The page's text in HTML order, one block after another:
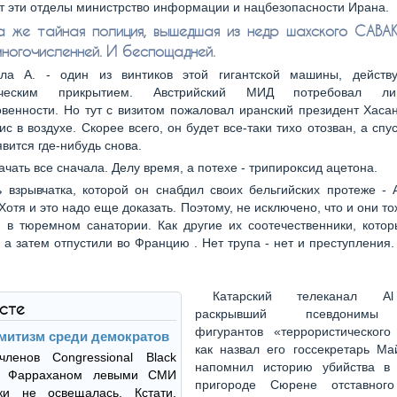
эти отделы министрство информации и нацбезопасности Ирана.
тайная полиция, вышедшая из недр шахского
И беспощадней.
А. - один из винтиков этой гигантской машины,
прикрытием. Австрийский МИД потребовал
Но тут с визитом пожаловал иранский президент
в воздухе. Скорее всего, он будет все-таки тихо отозван, а
где-нибудь снова.
все сначала. Делу время, а потехе - трипироксид ацетона.
которой он снабдил своих бельгийских протеже
и это надо еще доказать. Поэтому, не исключено, что и они
в тюремном санатории. Как другие их соотечественники,
а затем отпустили во Францию . Нет трупа - нет и
среди демократов
Congressional Black
Фарраханом левыми СМИ
не освещалась. Кстати,
Катарский телеканал
раскрывший псевдонимы
фигурантов
как назвал его госсекретарь
напомнил историю убийства в
пригороде Сюрене